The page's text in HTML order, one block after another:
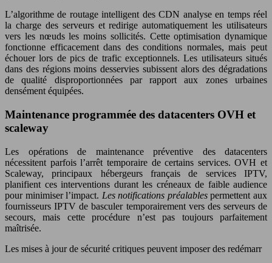
L’algorithme de routage intelligent des CDN analyse en temps réel
la charge des serveurs et redirige automatiquement les utilisateurs
vers les nœuds les moins sollicités. Cette optimisation dynamique
fonctionne efficacement dans des conditions normales, mais peut
échouer lors de pics de trafic exceptionnels. Les utilisateurs situés
dans des régions moins desservies subissent alors des dégradations
de qualité disproportionnées par rapport aux zones urbaines
densément équipées.
Maintenance programmée des datacenters OVH et
scaleway
Les opérations de maintenance préventive des datacenters
nécessitent parfois l’arrêt temporaire de certains services. OVH et
Scaleway, principaux hébergeurs français de services IPTV,
planifient ces interventions durant les créneaux de faible audience
pour minimiser l’impact. Les notifications préalablespermettent aux
fournisseurs IPTV de basculer temporairement vers des serveurs de
secours, mais cette procédure n’est pas toujours parfaitement
maîtrisée.
Les mises à jour de sécurité critiques peuvent imposer des redémarr